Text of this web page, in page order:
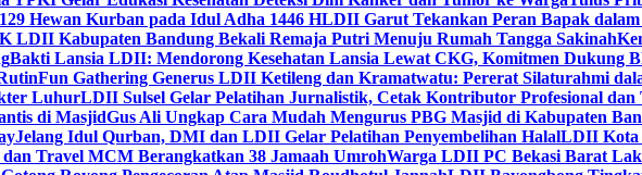
Hewan Kurban pada Idul Adha 1446 HLDII Garut Tekankan Peran Bapak
LDII Kabupaten Bandung Bekali Remaja Putri Menuju Rumah Tangga Sakinah
Bakti Lansia LDII: Mendorong Kesehatan Lansia Lewat CKG, Komitmen Dukung
Fun Gathering Generus LDII Ketileng dan Kramatwatu: Pererat Silaturahmi
LuhurLDII Sulsel Gelar Pelatihan Jurnalistik, Cetak Kontributor Profesional dan
di MasjidGus Ali Ungkap Cara Mudah Mengurus PBG Masjid di Kabupaten
Jelang Idul Qurban, DMI dan LDII Gelar Pelatihan Penyembelihan HalalLDII Kota
Travel MCM Berangkatkan 38 Jamaah UmrohWarga LDII PC Bekasi Barat